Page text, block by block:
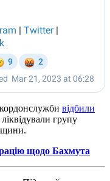
відбили
ліквідували групу
щодо Бахмута